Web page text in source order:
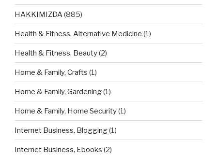
HAKKIMIZDA(885)
Health & Fitness, Alternative Medicine (1)
Health & Fitness, Beauty(2)
Home & Family, Crafts (1)
Home & Family, Gardening(1)
Home & Family, Home Security(1)
Internet Business, Blogging(1)
Internet Business, Ebooks (2)